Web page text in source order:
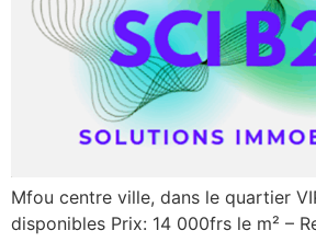
Mfou centre ville, dans le quartier
disponibles Prix: 14 000frs le m² –